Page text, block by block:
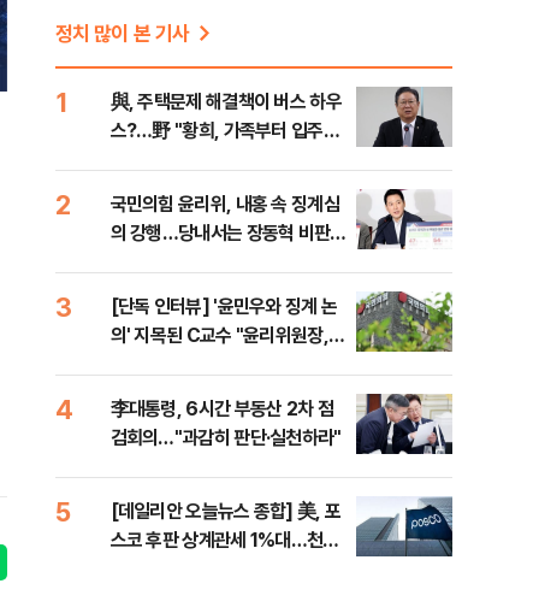
정치 많이 본 기사
1
與, 주택문제 해결책이 버스 하우
스?…野 "황희, 가족부터 입주해
2
국민의힘 윤리위, 내홍 속 징계심
의 강행…당내서는 장동혁 비판
3
[단독 인터뷰] '윤민우와 징계 논
의' 지목된 C교수 "윤리위원장,
4
李대통령, 6시간 부동산 2차 점
검회의…"과감히 판단·실천하라"
5
[데일리안 오늘뉴스 종합] 美, 포
스코 후판 상계관세 1%대…천하